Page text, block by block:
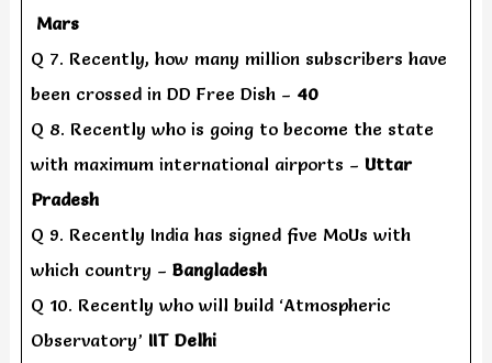
Mars
Q 7. Recently, how many million subscribers have
been crossed in DD Free Dish – 40
Q 8. Recently who is going to become the state
with maximum international airports – Uttar
Pradesh
Q 9. Recently India has signed five MoUs with
which country – Bangladesh
Q 10. Recently who will build ‘Atmospheric
Observatory’ IIT Delhi